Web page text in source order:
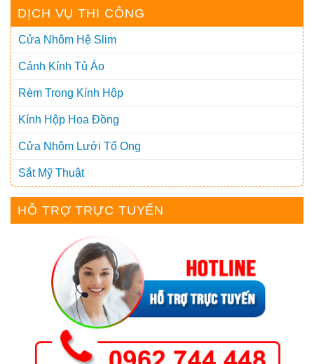
DỊCH VỤ THI CÔNG
Cửa Nhôm Hệ Slim
Cánh Kính Tủ Áo
Rèm Trong Kính Hộp
Kính Hộp Hoa Đồng
Cửa Nhôm Lưới Tổ Ong
Sắt Mỹ Thuật
HỖ TRỢ TRỰC TUYẾN